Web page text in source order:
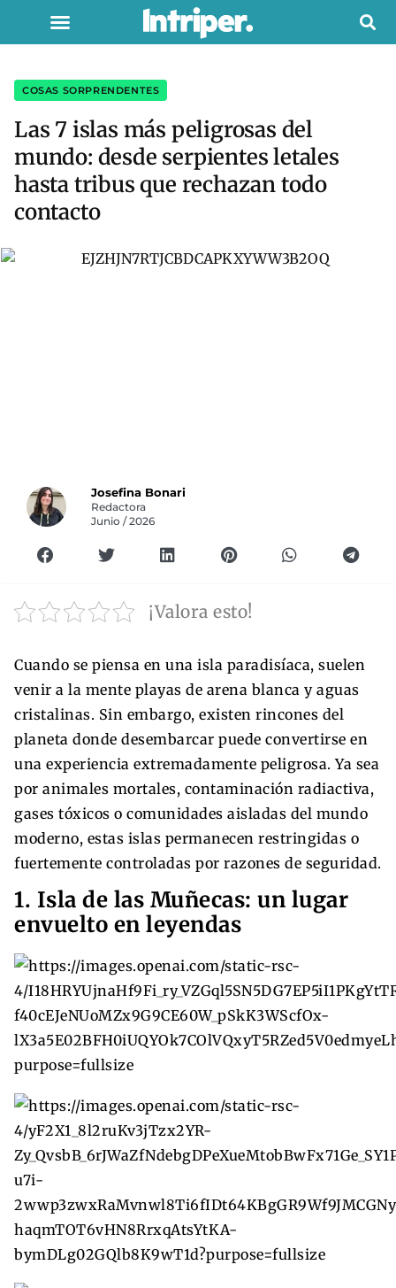
COSAS SORPRENDENTES
Las 7 islas más peligrosas del
mundo: desde serpientes letales
hasta tribus que rechazan todo
contacto
Josefina Bonari
Redactora
Junio / 2026
¡Valora esto!
Cuando se piensa en una isla paradisíaca, suelen
venir a la mente playas de arena blanca y aguas
cristalinas. Sin embargo, existen rincones del
planeta donde desembarcar puede convertirse en
una experiencia extremadamente peligrosa. Ya sea
por animales mortales, contaminación radiactiva,
gases tóxicos o comunidades aisladas del mundo
moderno, estas islas permanecen restringidas o
fuertemente controladas por razones de seguridad.
1. Isla de las Muñecas: un lugar
envuelto en leyendas